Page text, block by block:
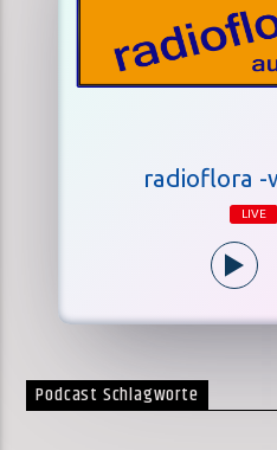
radioflora
LIVE
Podcast Schlagworte